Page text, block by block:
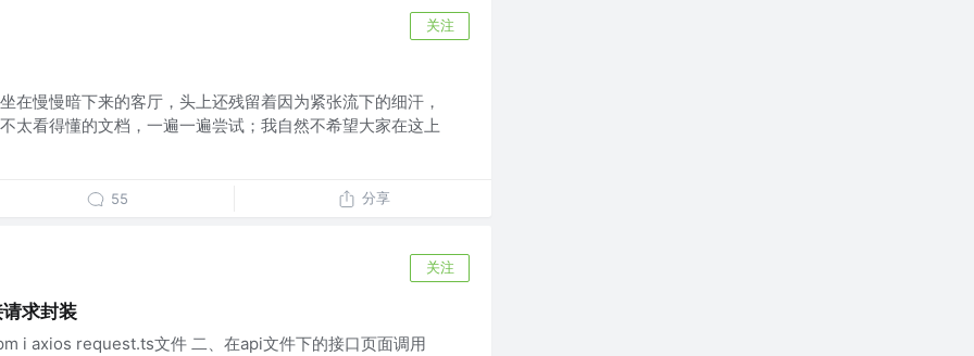
关注
在慢慢暗下来的客厅，头上还残留着因为紧张流下的细汗，
太看得懂的文档，一遍一遍尝试；我自然不希望大家在这上
55 分享
关注
求封装
i axios request.ts文件 二、在api文件下的接口页面调用